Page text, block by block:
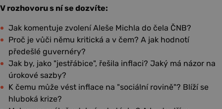
V rozhovoru s ní se dozvíte:
Jak komentuje zvolení Aleše Michla do čela ČNB?
Proč je vůči němu kritická a v čem? A jak hodnotí
předešlé guvernéry?
Jak by, jako "jestřábice", řešila inflaci? Jaký má názor na
úrokové sazby?
K čemu může vést inflace na "sociální rovině"? Blíží se
hluboká krize?